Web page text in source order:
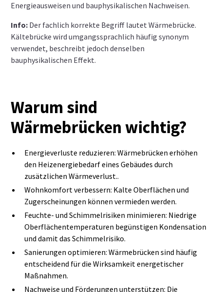
Energieausweisen und bauphysikalischen Nachweisen.
Info: Der fachlich korrekte Begriff lautet Wärmebrücke.
Kältebrücke wird umgangssprachlich häufig synonym
verwendet, beschreibt jedoch denselben
bauphysikalischen Effekt.
Warum sind
Wärmebrücken wichtig?
Energieverluste reduzieren: Wärmebrücken erhöhen
den Heizenergiebedarf eines Gebäudes durch
zusätzlichen Wärmeverlust..
Wohnkomfort verbessern: Kalte Oberflächen und
Zugerscheinungen können vermieden werden.
Feuchte- und Schimmelrisiken minimieren: Niedrige
Oberflächentemperaturen begünstigen Kondensation
und damit das Schimmelrisiko.
Sanierungen optimieren: Wärmebrücken sind häufig
entscheidend für die Wirksamkeit energetischer
Maßnahmen.
Nachweise und Förderungen unterstützen: Die